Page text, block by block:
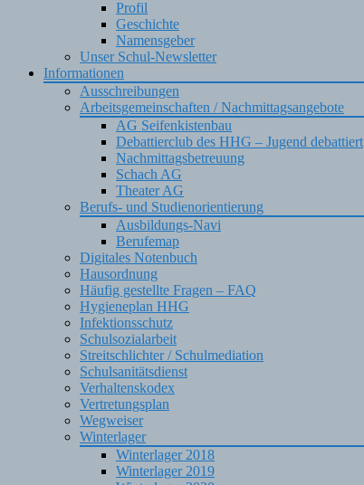
Profil
Geschichte
Namensgeber
Unser Schul-Newsletter
Informationen
Ausschreibungen
Arbeitsgemeinschaften / Nachmittagsangebote
AG Seifenkistenbau
Debattierclub des HHG – Jugend debattiert
Nachmittagsbetreuung
Schach AG
Theater AG
Berufs- und Studienorientierung
Ausbildungs-Navi
Berufemap
Digitales Notenbuch
Hausordnung
Häufig gestellte Fragen – FAQ
Hygieneplan HHG
Infektionsschutz
Schulsozialarbeit
Streitschlichter / Schulmediation
Schulsanitätsdienst
Verhaltenskodex
Vertretungsplan
Wegweiser
Winterlager
Winterlager 2018
Winterlager 2019